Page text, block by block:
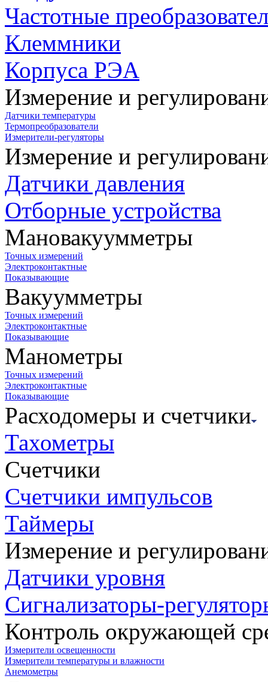
Частотные
Клеммники
Корпуса РЭА
Измерение и
Датчики температуры
Термопреобразователи
Измерители-регуляторы
Измерение и
Датчики давления
Отборные устройства
Мановакуумметры
Точных измерений
Электроконтактные
Показывающие
Вакуумметры
Точных измерений
Электроконтактные
Показывающие
Манометры
Точных измерений
Электроконтактные
Показывающие
Расходомеры и счетчики
Тахометры
Счетчики
Счетчики импульсов
Таймеры
Измерение и
Датчики уровня
Сигнализаторы-
Контроль окружающей
Измерители освещенности
Измерители температуры и влажности
Анемометры